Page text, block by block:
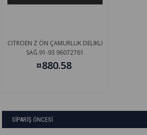
CITROEN Z ÖN ÇAMURLUK DELİKLİ
SAĞ.91-93 96072761
¤880.58
SİPARİŞ ÖNCESİ